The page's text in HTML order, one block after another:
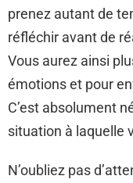
prenez autant de
réfléchir avant de
Vous aurez ainsi
émotions et pour
C’est absolument
situation à laquelle
N’oubliez pas